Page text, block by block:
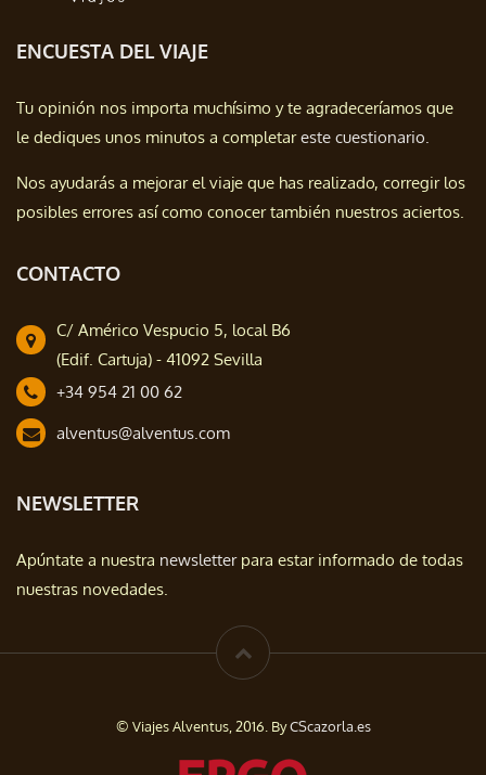
ENCUESTA DEL VIAJE
Tu opinión nos importa muchísimo y te agradeceríamos que
le dediques unos minutos a completareste cuestionario.
Nos ayudarás a mejorar el viaje que has realizado, corregir los
posibles errores así como conocer también nuestros aciertos.
CONTACTO
C/ Américo Vespucio 5, local B6
(Edif. Cartuja) - 41092 Sevilla
+34 954 21 00 62
alventus@alventus.com
NEWSLETTER
Apúntate a nuestra newsletterpara estar informado de todas
nuestras novedades.
© Viajes Alventus, 2016. ByCScazorla.es